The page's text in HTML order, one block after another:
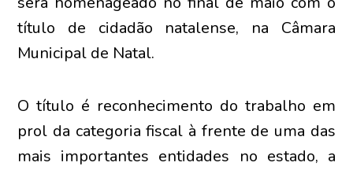
título de cidadão natalense, na Câmara
Municipal de Natal.
O título é reconhecimento do trabalho em
prol da categoria fiscal à frente de uma das
mais importantes entidades no estado, a